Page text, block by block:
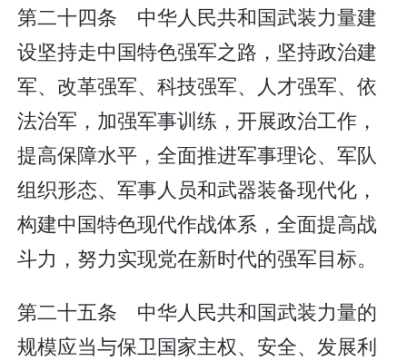
第二十四条 中华人民共和国武装力量建
设坚持走中国特色强军之路，坚持政治建
军、改革强军、科技强军、人才强军、依
法治军，加强军事训练，开展政治工作，
提高保障水平，全面推进军事理论、军队
组织形态、军事人员和武器装备现代化，
构建中国特色现代作战体系，全面提高战
斗力，努力实现党在新时代的强军目标。
第二十五条 中华人民共和国武装力量的
规模应当与保卫国家主权、安全、发展利